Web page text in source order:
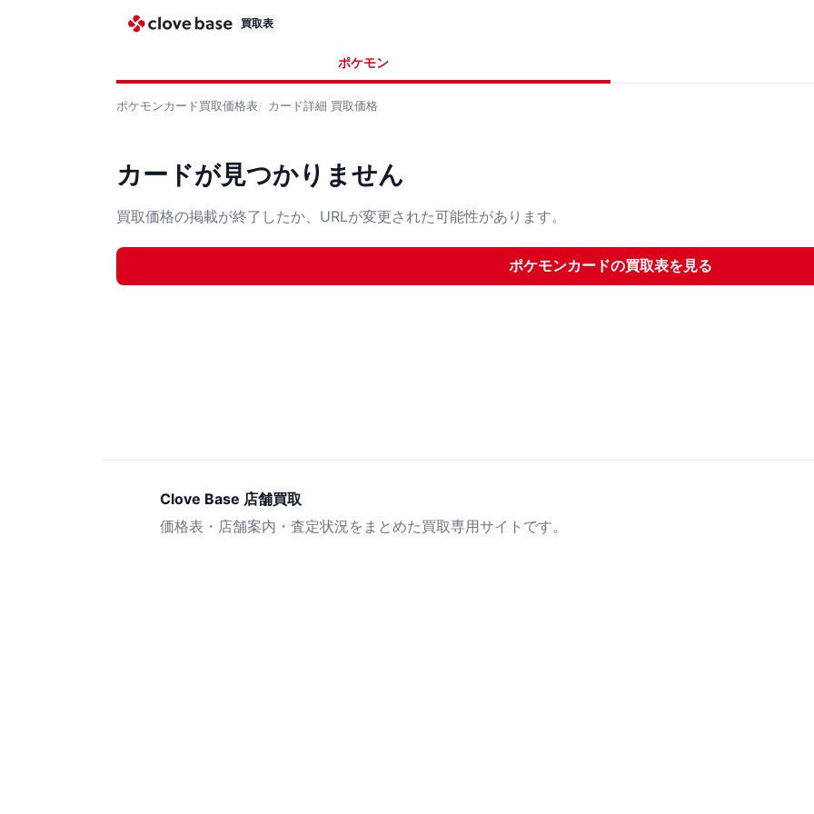
買取表
ポケモン
ポケモンカード買取価格表 カード詳細 買取価格
カードが見つかりません
買取価格の掲載が終了したか、URLが変更された可能性があります。
ポケモンカードの買取表を見る
Clove Base 店舗買取
価格表・店舗案内・査定状況をまとめた買取専用サイトです。